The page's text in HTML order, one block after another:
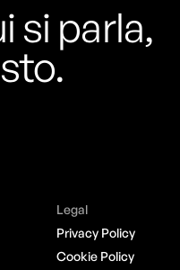
si parla,
Legal
Privacy Policy
Cookie Policy